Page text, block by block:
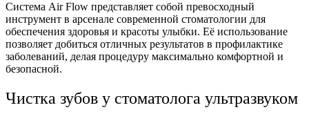
Система Air Flow представляет собой превосходный
инструмент в арсенале современной стоматологии для
обеспечения здоровья и красоты улыбки. Её использование
позволяет добиться отличных результатов в профилактике
заболеваний, делая процедуру максимально комфортной и
безопасной.
Чистка зубов у стоматолога ультразвуком